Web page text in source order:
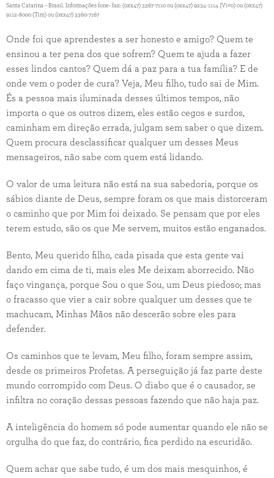
Santa Catarina – Brasil. Informações fone- fax: (0xx47) 3367-7110 ou (0xx47) 9234-1114 (Vivo) ou (0xx47)
9112-8000 (Tim) ou (0xx47) 3360-7167
Onde foi que aprendestes a ser honesto e amigo? Quem te
ensinou a ter pena dos que sofrem? Quem te ajuda a fazer
esses lindos cantos? Quem dá a paz para a tua família? E de
onde vem o poder de cura? Veja, Meu filho, tudo sai de Mim.
És a pessoa mais iluminada desses últimos tempos, não
importa o que os outros dizem, eles estão cegos e surdos,
caminham em direção errada, julgam sem saber o que dizem.
Quem procura desclassificar qualquer um desses Meus
mensageiros, não sabe com quem está lidando.
O valor de uma leitura não está na sua sabedoria, porque os
sábios diante de Deus, sempre foram os que mais distorceram
o caminho que por Mim foi deixado. Se pensam que por eles
terem estudo, são os que Me servem, muitos estão enganados.
Bento, Meu querido filho, cada pisada que esta gente vai
dando em cima de ti, mais eles Me deixam aborrecido. Não
faço vingança, porque Sou o que Sou, um Deus piedoso; mas
o fracasso que vier a cair sobre qualquer um desses que te
machucam, Minhas Mãos não descerão sobre eles para
defender.
Os caminhos que te levam, Meu filho, foram sempre assim,
desde os primeiros Profetas. A perseguição já faz parte deste
mundo corrompido com Deus. O diabo que é o causador, se
infiltra no coração dessas pessoas fazendo que não haja paz.
A inteligência do homem só pode aumentar quando ele não se
orgulha do que faz, do contrário, fica perdido na escuridão.
Quem achar que sabe tudo, é um dos mais mesquinhos, é